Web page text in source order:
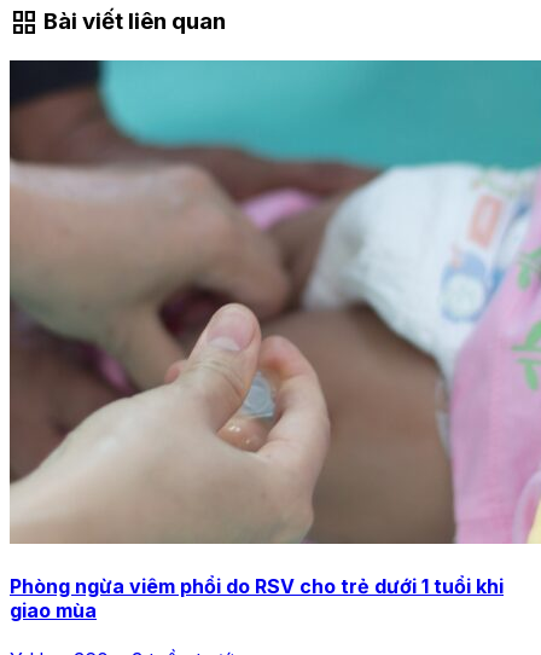
grid_view Bài viết liên quan
Phòng ngừa viêm phổi do RSV cho trẻ dưới 1 tuổi khi
giao mùa